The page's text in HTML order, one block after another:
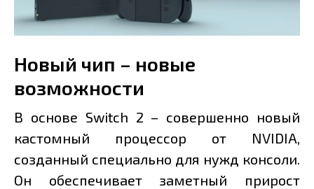
Новый чип – новые
возможности
В основе Switch 2 – совершенно новый
кастомный процессор от NVIDIA,
созданный специально для нужд консоли.
Он обеспечивает заметный прирост